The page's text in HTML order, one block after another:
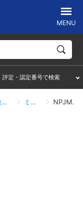
MENU
評定・認定番号で検索
検索結果一覧 ミニプラグジョイントコネクタ NPJMP01-3P